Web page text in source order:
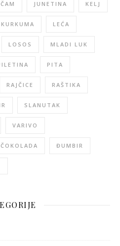
JUNETINA KELJ
KURKUMA LEĆA
LOSOS MLADI LUK
PITA
RAJČICE RAŠTIKA
SLANUTAK
VARIVO
ČOKOLADA ĐUMBIR